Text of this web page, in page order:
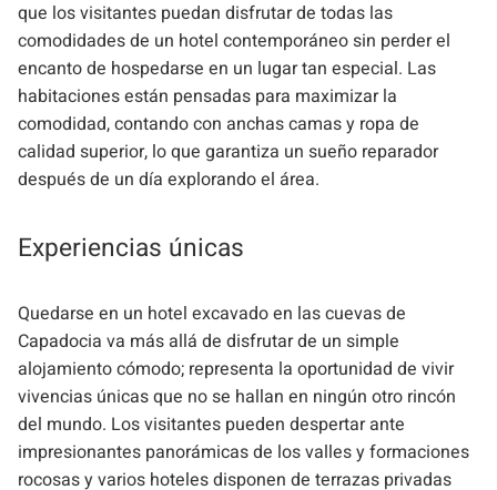
que los visitantes puedan disfrutar de todas las
comodidades de un hotel contemporáneo sin perder el
encanto de hospedarse en un lugar tan especial. Las
habitaciones están pensadas para maximizar la
comodidad, contando con anchas camas y ropa de
calidad superior, lo que garantiza un sueño reparador
después de un día explorando el área.
Experiencias únicas
Quedarse en un hotel excavado en las cuevas de
Capadocia va más allá de disfrutar de un simple
alojamiento cómodo; representa la oportunidad de vivir
vivencias únicas que no se hallan en ningún otro rincón
del mundo. Los visitantes pueden despertar ante
impresionantes panorámicas de los valles y formaciones
rocosas y varios hoteles disponen de terrazas privadas